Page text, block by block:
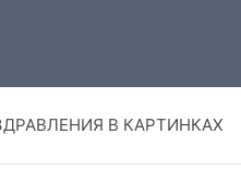
В КАРТИНКАХ